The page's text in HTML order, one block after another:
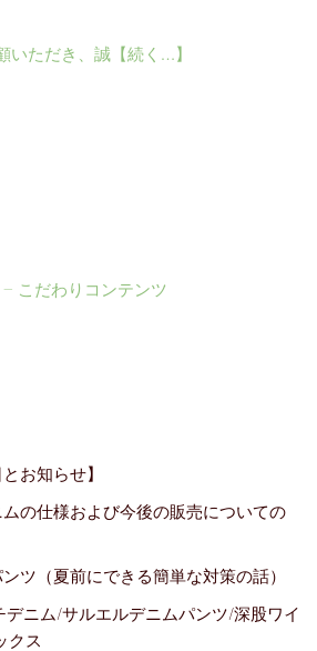
いただき、誠【続く…】
だわりコンテンツ
お知らせ】
の仕様および今後の販売についての
ツ（夏前にできる簡単な対策の話）
ニム/サルエルデニムパンツ/深股ワイ
クス